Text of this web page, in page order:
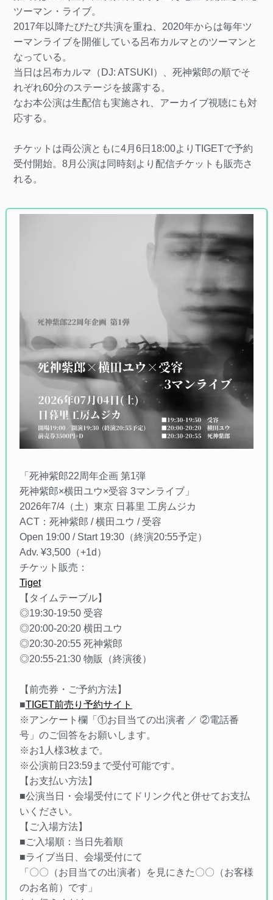
ツーマン・ライブ。
2017年以降たびたび共演を重ね、2020年からは毎年ツ
ーマンライブを開催している呂布カルマとのツーマンと
なっている。
当日は呂布カルマ（DJ: ATSUKI）、死神紫郎の順でそ
れぞれ60分のステージを披露する。
なお本公演は生配信も実施され、アーカイブ視聴にも対
応する。
チケットは両公演ともに4月6日18:00よりTIGETで予約
受付開始。8月公演は同時刻より配信チケットも販売さ
れる。
「死神紫郎22周年企画 第1弾
死神紫郎×横田ユウ×受容 3マンライブ」
2026年7/4（土）東京 日暮里 工房ムジカ
ACT：死神紫郎 / 横田ユウ / 受容
Open 19:00 / Start 19:30（終演20:55予定）
Adv. ¥3,500（+1d）
チケット販売：
Tiget
【タイムテーブル】
◎19:30-19:50 受容
◎20:00-20:20 横田ユウ
◎20:30-20:55 死神紫郎
◎20:55-21:30 物販（終演後）
【前売券・ご予約方法】
■TIGET前売り予約サイト
※アンケート欄「①お目当ての出演者 ／ ②電話番
号」のご回答をお願いします。
※お1人様3枚まで。
※公演前日23:59まで受付可能です。
【お支払い方法】
■公演当日・会場受付にてドリンク代と併せてお支払
いください。
【ご入場方法】
■ご入場順：当日先着順
■ライブ当日、会場受付にて
「〇〇（お目当ての出演者）を見にきた〇〇（お客様
のお名前）です」